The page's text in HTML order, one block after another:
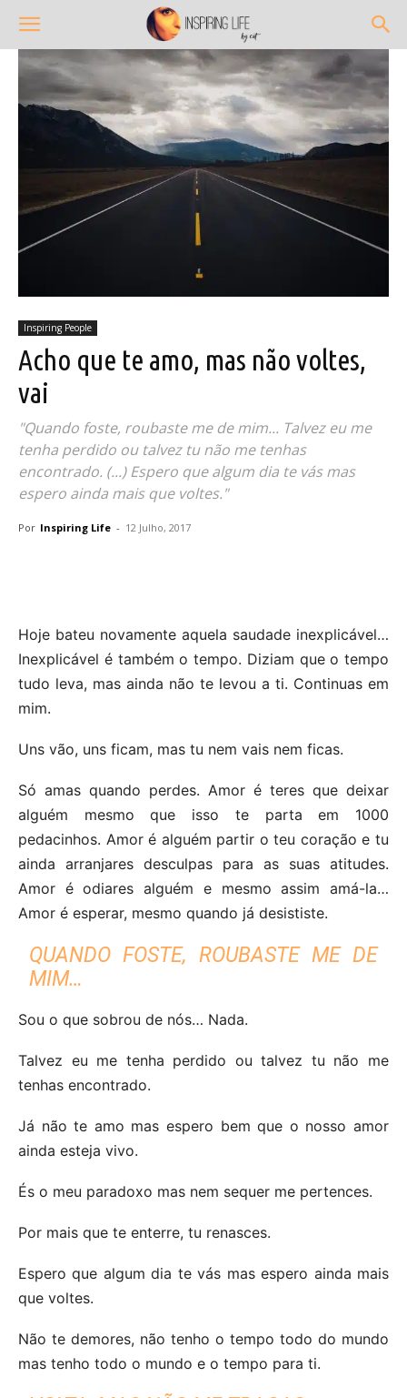
Inspiring People
Acho que te amo, mas não voltes,
vai
"Quando foste, roubaste me de mim... Talvez eu me
tenha perdido ou talvez tu não me tenhas
encontrado. (...) Espero que algum dia te vás mas
espero ainda mais que voltes."
Por Inspiring Life - 12 Julho, 2017
Hoje bateu novamente aquela saudade inexplicável…
Inexplicável é também o tempo. Diziam que o tempo
tudo leva, mas ainda não te levou a ti. Continuas em
mim.
Uns vão, uns ficam, mas tu nem vais nem ficas.
Só amas quando perdes. Amor é teres que deixar
alguém mesmo que isso te parta em 1000
pedacinhos. Amor é alguém partir o teu coração e tu
ainda arranjares desculpas para as suas atitudes.
Amor é odiares alguém e mesmo assim amá-la…
Amor é esperar, mesmo quando já desististe.
QUANDO FOSTE, ROUBASTE ME DE
MIM…
Sou o que sobrou de nós… Nada.
Talvez eu me tenha perdido ou talvez tu não me
tenhas encontrado.
Já não te amo mas espero bem que o nosso amor
ainda esteja vivo.
És o meu paradoxo mas nem sequer me pertences.
Por mais que te enterre, tu renasces.
Espero que algum dia te vás mas espero ainda mais
que voltes.
Não te demores, não tenho o tempo todo do mundo
mas tenho todo o mundo e o tempo para ti.